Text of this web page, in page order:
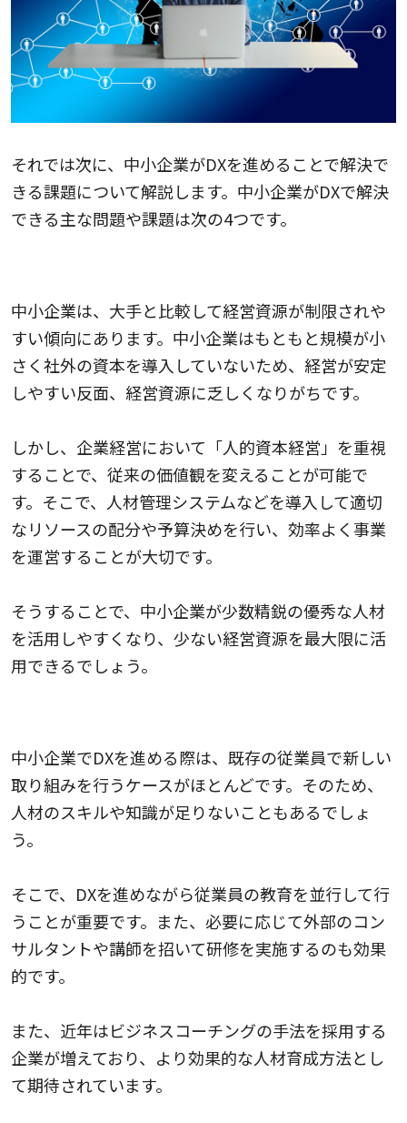
それでは次に、中小企業がDXを進めることで解決で
きる課題について解説します。中小企業がDXで解決
できる主な問題や課題は次の4つです。
中小企業は、大手と比較して経営資源が制限されや
すい傾向にあります。中小企業はもともと規模が小
さく社外の資本を導入していないため、経営が安定
しやすい反面、経営資源に乏しくなりがちです。
しかし、企業経営において「人的資本経営」を重視
することで、従来の価値観を変えることが可能で
す。そこで、人材管理システムなどを導入して適切
なリソースの配分や予算決めを行い、効率よく事業
を運営することが大切です。
そうすることで、中小企業が少数精鋭の優秀な人材
を活用しやすくなり、少ない経営資源を最大限に活
用できるでしょう。
中小企業でDXを進める際は、既存の従業員で新しい
取り組みを行うケースがほとんどです。そのため、
人材のスキルや知識が足りないこともあるでしょ
う。
そこで、DXを進めながら従業員の教育を並行して行
うことが重要です。また、必要に応じて外部のコン
サルタントや講師を招いて研修を実施するのも効果
的です。
また、近年はビジネスコーチングの手法を採用する
企業が増えており、より効果的な人材育成方法とし
て期待されています。